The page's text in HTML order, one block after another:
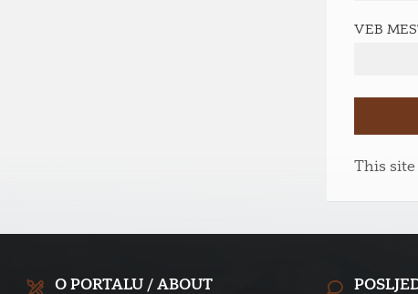
VEB
This
O PORTALU / ABOUT